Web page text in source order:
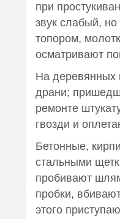
при
звук слабый,
топором,
осматривают
На деревянных
драни;
ремонте
гвозди и
Бетонные,
стальными
пробивают
пробки,
этого